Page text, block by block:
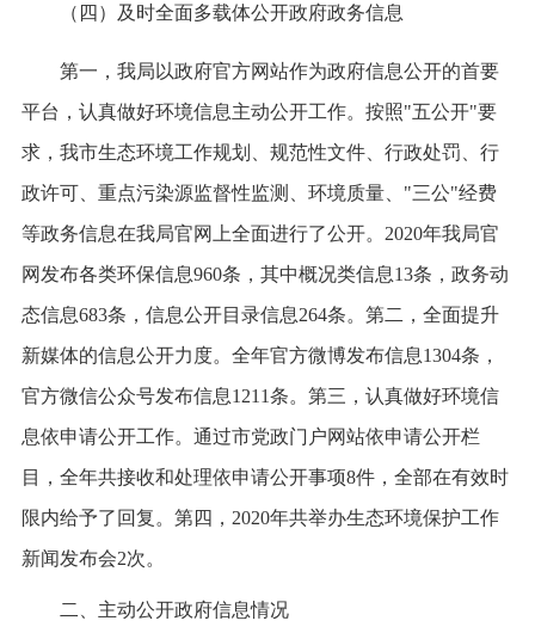
（四）及时全面多载体公开政府政务信息
第一，我局以政府官方网站作为政府信息公开的首要
平台，认真做好环境信息主动公开工作。按照"五公开"要
求，我市生态环境工作规划、规范性文件、行政处罚、行
政许可、重点污染源监督性监测、环境质量、"三公"经费
等政务信息在我局官网上全面进行了公开。2020年我局官
网发布各类环保信息960条，其中概况类信息13条，政务动
态信息683条，信息公开目录信息264条。第二，全面提升
新媒体的信息公开力度。全年官方微博发布信息1304条，
官方微信公众号发布信息1211条。第三，认真做好环境信
息依申请公开工作。通过市党政门户网站依申请公开栏
目，全年共接收和处理依申请公开事项8件，全部在有效时
限内给予了回复。第四，2020年共举办生态环境保护工作
新闻发布会2次。
二、主动公开政府信息情况